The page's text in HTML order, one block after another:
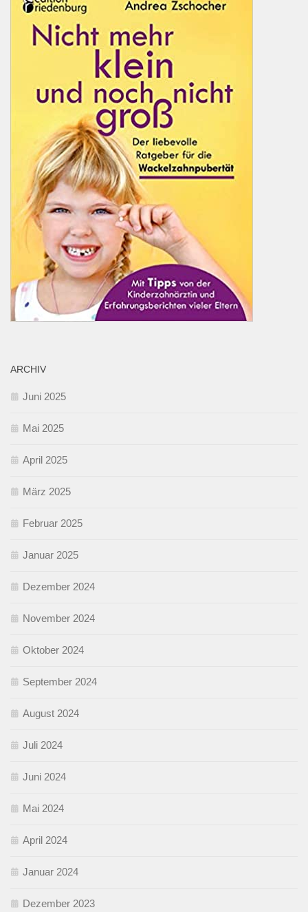
ARCHIV
Juni 2025
Mai 2025
April 2025
März 2025
Februar 2025
Januar 2025
Dezember 2024
November 2024
Oktober 2024
September 2024
August 2024
Juli 2024
Juni 2024
Mai 2024
April 2024
Januar 2024
Dezember 2023